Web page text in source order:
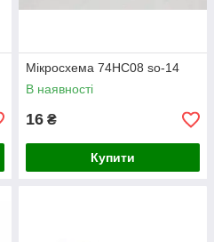
Мікросхема 74HC08 so-14
В наявності
16 ₴
Купити